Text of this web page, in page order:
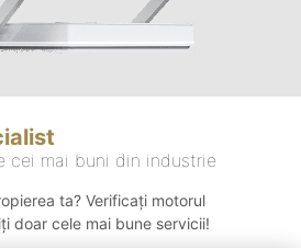
cei mai buni din industrie
ta? Verificați motorul
doar cele mai bune servicii!